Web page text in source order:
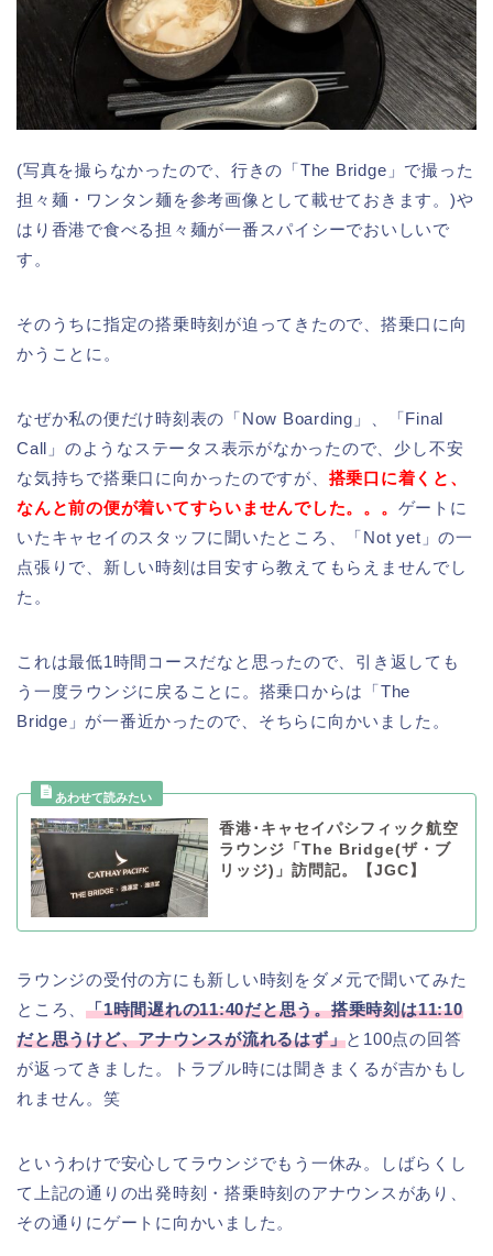
(写真を撮らなかったので、行きの「The Bridge」で撮った
担々麺・ワンタン麺を参考画像として載せておきます。)や
はり香港で食べる担々麺が一番スパイシーでおいしいで
す。
そのうちに指定の搭乗時刻が迫ってきたので、搭乗口に向
かうことに。
なぜか私の便だけ時刻表の「Now Boarding」、「Final
Call」のようなステータス表示がなかったので、少し不安
な気持ちで搭乗口に向かったのですが、 搭乗口に着くと、
なんと前の便が着いてすらいませんでした。。。 ゲートに
いたキャセイのスタッフに聞いたところ、「Not yet」の一
点張りで、新しい時刻は目安すら教えてもらえませんでし
た。
これは最低1時間コースだなと思ったので、引き返しても
う一度ラウンジに戻ることに。搭乗口からは「The
Bridge」が一番近かったので、そちらに向かいました。
香港･キャセイパシフィック航空
ラウンジ「The Bridge(ザ・ブ
リッジ)」訪問記。【JGC】
ラウンジの受付の方にも新しい時刻をダメ元で聞いてみた
ところ、「1時間遅れの11:40だと思う。搭乗時刻は11:10
だと思うけど、アナウンスが流れるはず」と100点の回答
が返ってきました。トラブル時には聞きまくるが吉かもし
れません。笑
というわけで安心してラウンジでもう一休み。しばらくし
て上記の通りの出発時刻・搭乗時刻のアナウンスがあり、
その通りにゲートに向かいました。